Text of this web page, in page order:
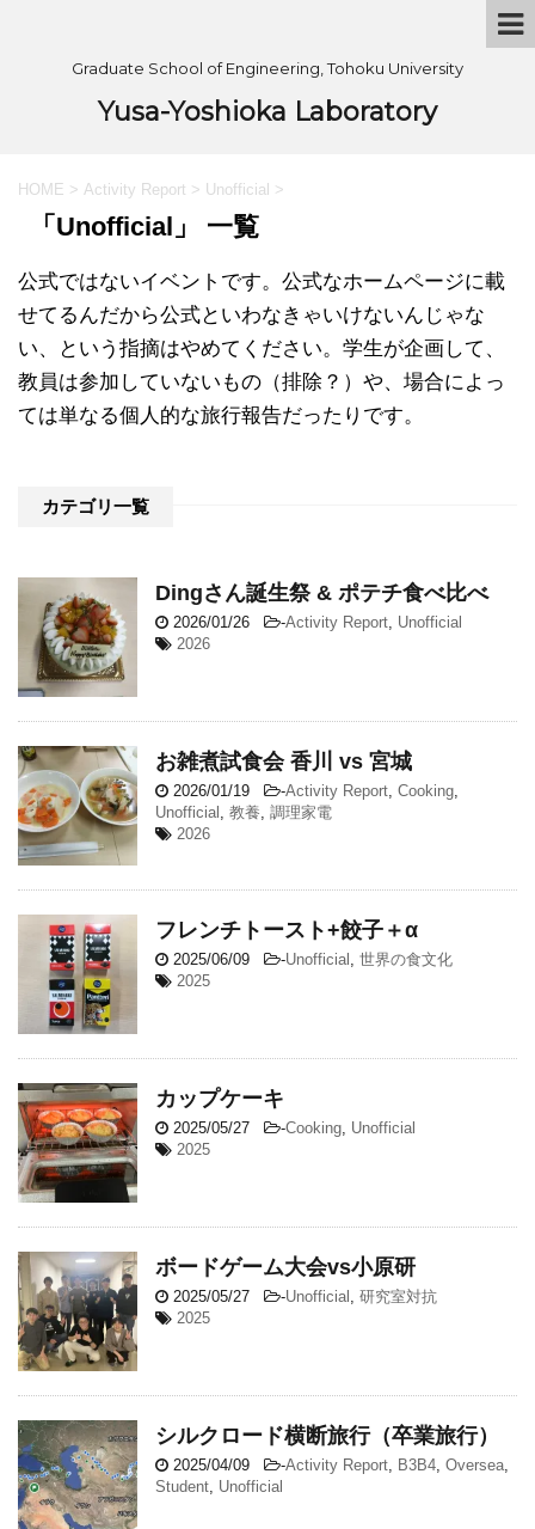
Graduate School of Engineering, Tohoku University
Yusa-Yoshioka Laboratory
HOME > Activity Report > Unofficial >
「Unofficial」 一覧
公式ではないイベントです。公式なホームページに載
せてるんだから公式といわなきゃいけないんじゃな
い、という指摘はやめてください。学生が企画して、
教員は参加していないもの（排除？）や、場合によっ
ては単なる個人的な旅行報告だったりです。
カテゴリ一覧
Dingさん誕生祭 & ポテチ食べ比べ
2026/01/26 -Activity Report, Unofficial
2026
お雑煮試食会 香川 vs 宮城
2026/01/19 -Activity Report, Cooking,
Unofficial , 教養, 調理家電
2026
フレンチトースト+餃子＋α
2025/06/09 -Unofficial , 世界の食文化
2025
カップケーキ
2025/05/27 -Cooking, Unofficial
2025
ボードゲーム大会vs小原研
2025/05/27 -Unofficial , 研究室対抗
2025
シルクロード横断旅行（卒業旅行）
2025/04/09 -Activity Report, B3B4, Oversea,
Student, Unofficial